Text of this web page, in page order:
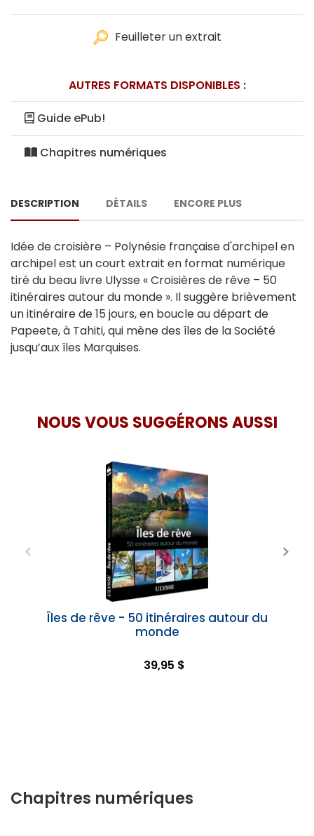
Feuilleter un extrait
AUTRES FORMATS DISPONIBLES :
Guide ePub!
Chapitres numériques
DESCRIPTION DÉTAILS ENCORE PLUS
Idée de croisière – Polynésie française d'archipel en
archipel est un court extrait en format numérique
tiré du beau livre Ulysse « Croisières de rêve – 50
itinéraires autour du monde ». Il suggère brièvement
un itinéraire de 15 jours, en boucle au départ de
Papeete, à Tahiti, qui mène des îles de la Société
jusqu’aux îles Marquises.
NOUS VOUS SUGGÉRONS AUSSI
Îles de rêve - 50 itinéraires autour du
monde
39,95 $
Chapitres numériques